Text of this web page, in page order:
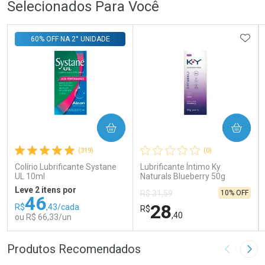
Selecionados Para Você
(319)
Colírio Lubrificante Systane
UL 10ml
60% OFF NA 2° UNIDADE
Leve 2 itens por
R$46,43/cada
ou R$ 66,33/un
COMPRAR
FECHAR
FECHAR
(0)
Lubrificante Íntimo Ky
Naturals Blueberry 50g
R$ 31,59
R$28,40
10% OFF
COMPRAR
Produtos Recomendados Imagem